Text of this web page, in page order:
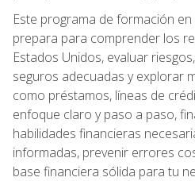
Este programa de formación
prepara para comprender los
Estados Unidos, evaluar
seguros adecuadas y explorar
como préstamos, líneas de
enfoque claro y paso a paso,
habilidades financieras
informadas, prevenir errores
base financiera sólida para tu